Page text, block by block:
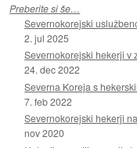
Preberite si še…
Severnokorejski
2. jul 2025
Severnokorejski hekerji v
24. dec 2022
Severna Koreja s
7. feb 2022
Severnokorejski hekerji
nov 2020